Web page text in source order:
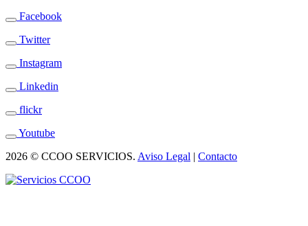
Facebook
Twitter
Instagram
Linkedin
flickr
Youtube
2026 © CCOO SERVICIOS. Aviso Legal | Contacto